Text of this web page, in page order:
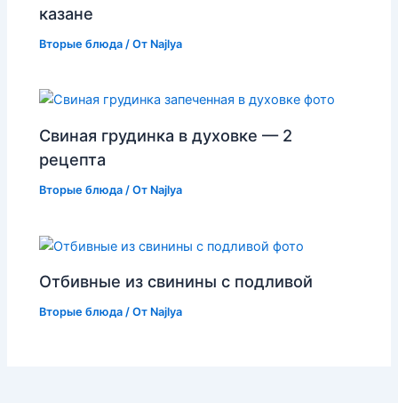
казане
Вторые блюда / От Najlya
Свиная грудинка в духовке — 2
рецепта
Вторые блюда / От Najlya
Отбивные из свинины с подливой
Вторые блюда / От Najlya